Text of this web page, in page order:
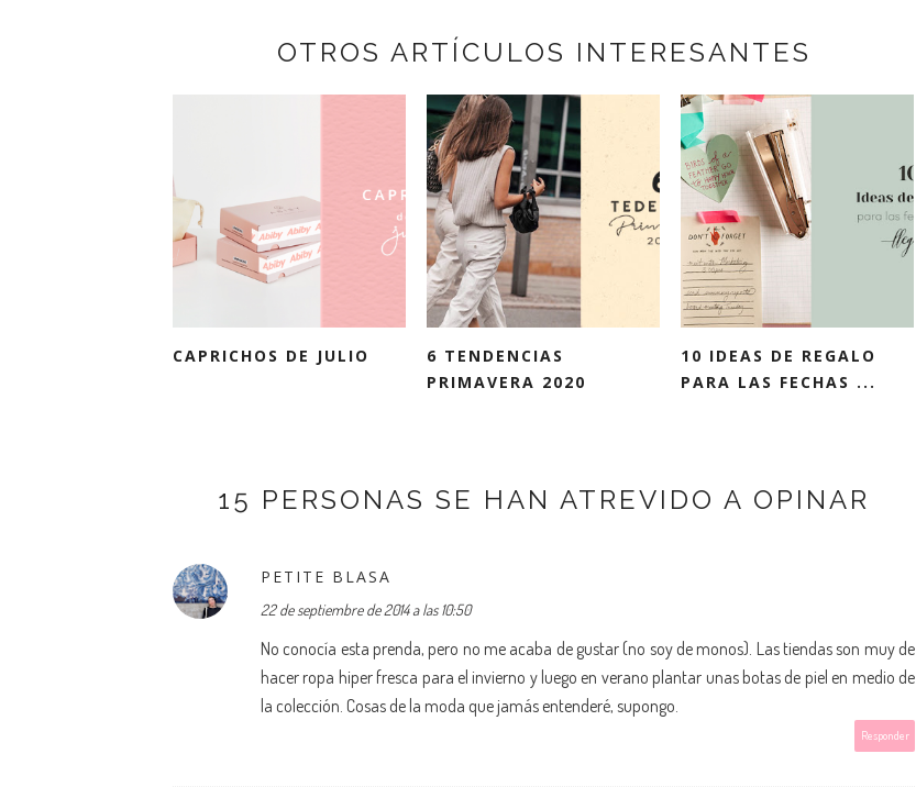
OTROS ARTÍCULOS INTERESANTES
CAPRICHOS DE JULIO
6 TENDENCIAS
PRIMAVERA 2020
10 IDEAS DE REGALO
PARA LAS FECHAS ...
15 PERSONAS SE HAN ATREVIDO A OPINAR
PETITE BLASA
22 de septiembre de 2014 a las 10:50
No conocía esta prenda, pero no me acaba de gustar (no soy de monos). Las tiendas son muy de
hacer ropa hiper fresca para el invierno y luego en verano plantar unas botas de piel en medio de
la colección. Cosas de la moda que jamás entenderé, supongo.
Responder